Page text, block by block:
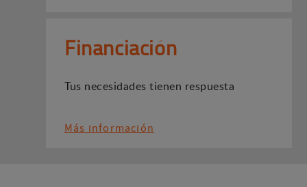
Financiación
Tus necesidades tienen respuesta
Más información